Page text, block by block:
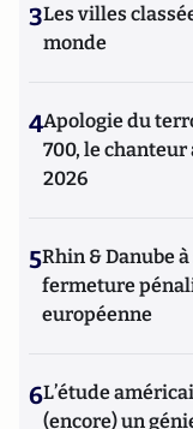
3Les villes
monde
4Apologie du
700, le chanteur
2026
5Rhin & Danube à
fermeture
européenne
6L’étude
(encore) un